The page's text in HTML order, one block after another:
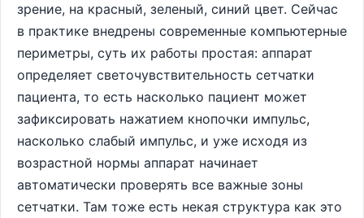
зрение, на красный, зеленый, синий цвет. Сейчас
в практике внедрены современные компьютерные
периметры, суть их работы простая: аппарат
определяет светочувствительность сетчатки
пациента, то есть насколько пациент может
зафиксировать нажатием кнопочки импульс,
насколько слабый импульс, и уже исходя из
возрастной нормы аппарат начинает
автоматически проверять все важные зоны
сетчатки. Там тоже есть некая структура как это